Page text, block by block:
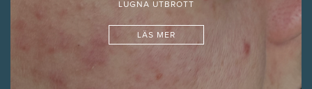
LUGNA UTBROTT
LÄS MER